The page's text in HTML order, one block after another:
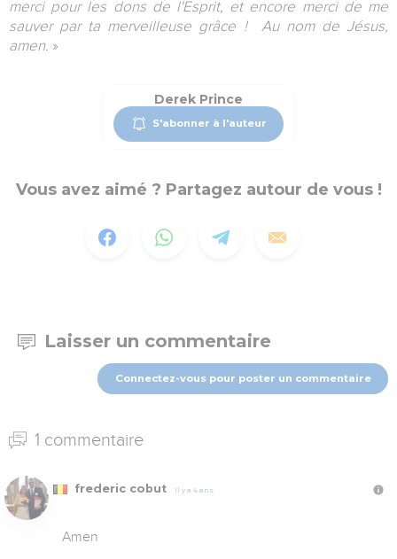
merci pour les dons de l'Esprit, et encore merci de me
sauver par ta merveilleuse grâce ! Au nom de Jésus,
amen. »
Derek Prince
S'abonner à l'auteur
Vous avez aimé ? Partagez autour de vous !
Laisser un commentaire
Connectez-vous pour poster un commentaire
1 commentaire
frederic cobut Il y a 4 ans
Amen